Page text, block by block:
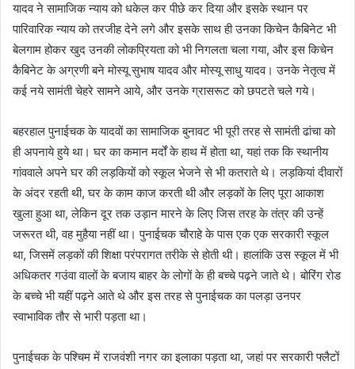
यादव ने सामाजिक न्याय को धकेल कर पीछे कर दिया और इसके स्थान पर
पारिवारिक न्याय को तरजीह देने लगे और इसके साथ ही उनका किचेन कैबिनेट भी
बेलगाम होकर खुद उनकी लोकप्रियता को भी निगलता चला गया, और इस किचेन
कैबिनेट के अग्रणी बने मोस्यू सुभाष यादव और मोस्यू साधु यादव। उनके नेतृत्व में
कई नये सामंती चेहरे सामने आये, और उनके ग्रासरूट को छपटते चले गये।
बहरहाल पुनाईचक के यादवों का सामाजिक बुनावट भी पूरी तरह से सामंती ढांचा को
ही अपनाये हुये था। घर का कमान मर्दों के हाथ में होता था, यहां तक कि स्थानीय
गांववाले अपने घर की लड़कियों को स्कूल भेजने से भी कतराते थे। लड़कियां दीवारों
के अंदर रहती थी, घर के काम काज करती थी और लड़कों के लिए पूरा आकाश
खुला हुआ था, लेकिन दूर तक उड़ान मारने के लिए जिस तरह के तंत्र की उन्हें
जरूरत थी, वह मुहैया नहीं था। पुनाईचक चौराहे के पास एक एक सरकारी स्कूल
था, जिसमें लड़कों की शिक्षा परंपरागत तरीके से होती थी। हालांकि उस स्कूल में भी
अधिकतर गउंवा वालों के बजाय बाहर के लोगों के ही बच्चे पढ़ने जाते थे। बोरिंग रोड
के बच्चे भी यहीं पढ़ने आते थे और इस तरह से पुनाईचक का पलड़ा उनपर
स्वाभाविक तौर से भारी पड़ता था।
पुनाईचक के पश्चिम में राजवंशी नगर का इलाका पड़ता था, जहां पर सरकारी फ्लैटों